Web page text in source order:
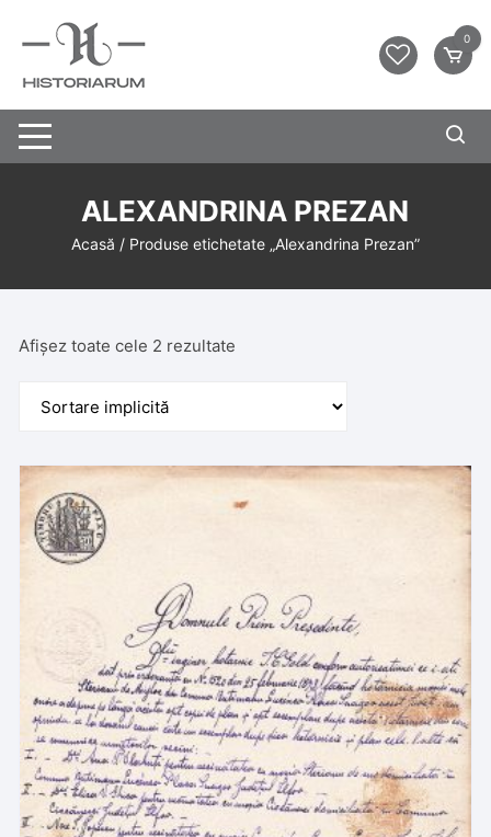
0
ALEXANDRINA PREZAN
Acasă / Produse etichetate „Alexandrina Prezan”
Afișez toate cele 2 rezultate